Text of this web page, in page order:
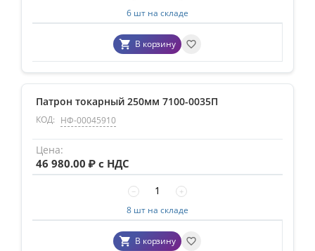
6 шт на складе
В корзину
Патрон токарный 250мм 7100-0035П
КОД: НФ-00045910
46 980.00 ₽ с НДС
+
−
8 шт на складе
В корзину